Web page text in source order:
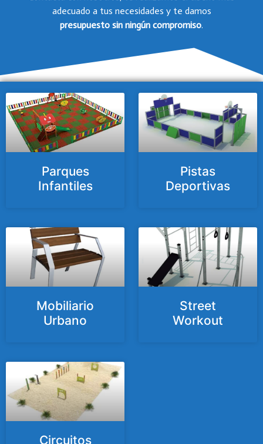
adecuado a tus necesidades y te damos
presupuesto sin ningún compromiso.
Parques
Infantiles
Pistas
Deportivas
Mobiliario
Urbano
Street
Workout
Circuitos